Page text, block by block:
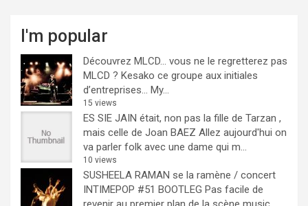
I'm popular
Découvrez MLCD… vous ne le regretterez pas
MLCD ? Kesako ce groupe aux initiales
d’entreprises… My...
15 views
ES SIE JAIN était, non pas la fille de Tarzan ,
mais celle de Joan BAEZ Allez aujourd'hui on
va parler folk avec une dame qui m...
10 views
SUSHEELA RAMAN se la ramène / concert
INTIMEPOP #51 BOOTLEG Pas facile de